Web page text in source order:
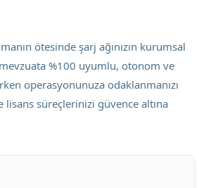
ötesinde şarj ağınızın kurumsal
%100 uyumlu, otonom ve
operasyonunuza odaklanmanızı
süreçlerinizi güvence altına